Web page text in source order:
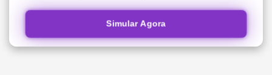
Simular Agora